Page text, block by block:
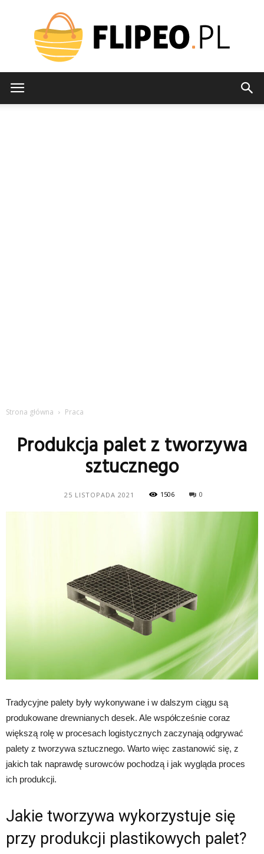
Strona główna Praca
Produkcja palet z tworzywa
sztucznego
25 LISTOPADA 2021 1506 0
Tradycyjne palety były wykonywane i w dalszym ciągu są
produkowane drewnianych desek. Ale współcześnie coraz
większą rolę w procesach logistycznych zaczynają odgrywać
palety z tworzywa sztucznego. Warto więc zastanowić się, z
jakich tak naprawdę surowców pochodzą i jak wygląda proces
ich produkcji.
Jakie tworzywa wykorzystuje się
przy produkcji plastikowych palet?